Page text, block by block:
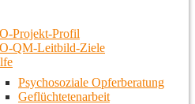
Projekt-Profil
QM-Leitbild-Ziele
Psychosoziale Opferberatung
Geflüchtetenarbeit